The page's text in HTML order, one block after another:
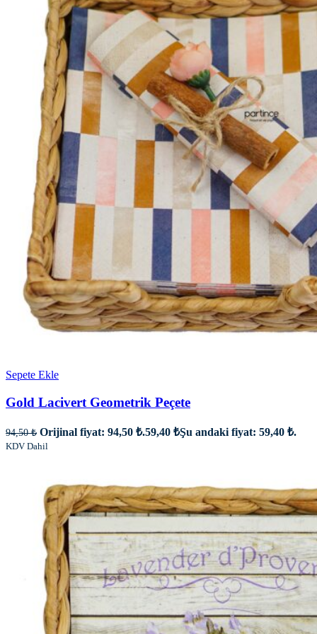
Sepete Ekle
Gold Lacivert Geometrik Peçete
94,50₺ Orijinal fiyat: 94,50 ₺.59,40 ₺Şu andaki fiyat: 59,40 ₺.
KDV Dahil